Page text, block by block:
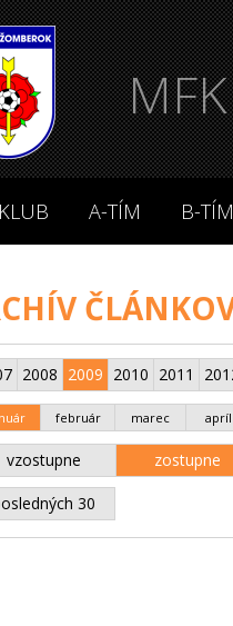
MFK
KLUB A-TÍM B-TÍM
2008 2009 2010 2011
február marec apríl
vzostupne zostupne
30